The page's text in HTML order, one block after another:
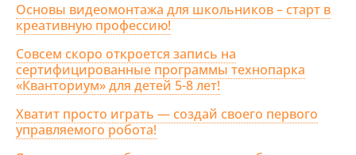
Основы видеомонтажа для школьников – старт в
креативную профессию!
Совсем скоро откроется запись на
сертифицированные программы технопарка
«Кванториум» для детей 5-8 лет!
Хватит просто играть — создай своего первого
управляемого робота!